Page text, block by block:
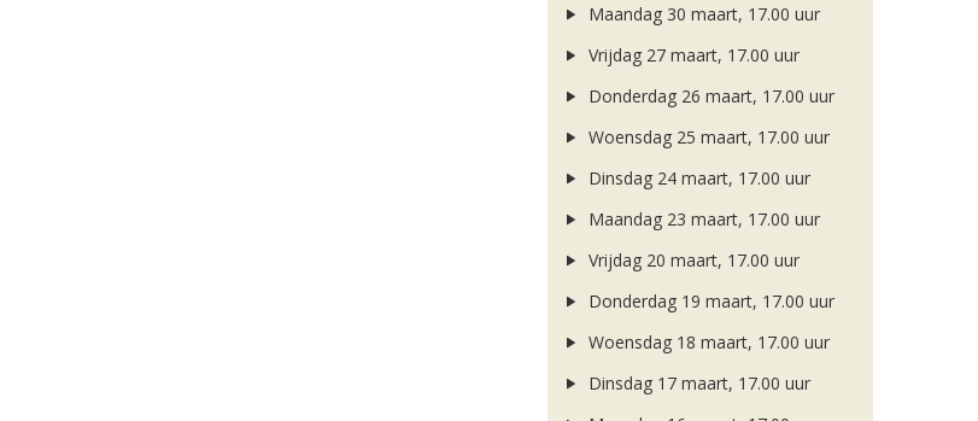
Maandag 30 maart, 17.00 uur
Vrijdag 27 maart, 17.00 uur
Donderdag 26 maart, 17.00 uur
Woensdag 25 maart, 17.00 uur
Dinsdag 24 maart, 17.00 uur
Maandag 23 maart, 17.00 uur
Vrijdag 20 maart, 17.00 uur
Donderdag 19 maart, 17.00 uur
Woensdag 18 maart, 17.00 uur
Dinsdag 17 maart, 17.00 uur